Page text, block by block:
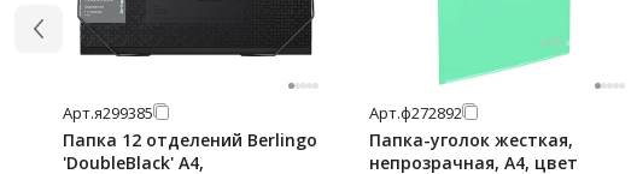
Арт.я299385
Папка 12 отделений Berlingo
'DoubleBlack' A4,
Арт.ф272892
Папка-уголок жесткая,
непрозрачная, А4, цвет